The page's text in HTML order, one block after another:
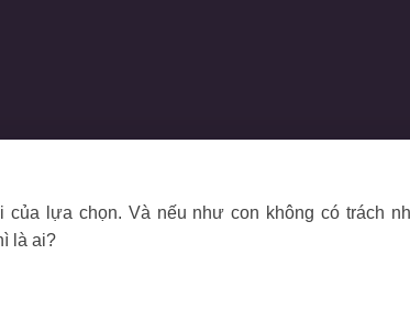
lựa chọn. Và nếu như con không có trách
là ai?